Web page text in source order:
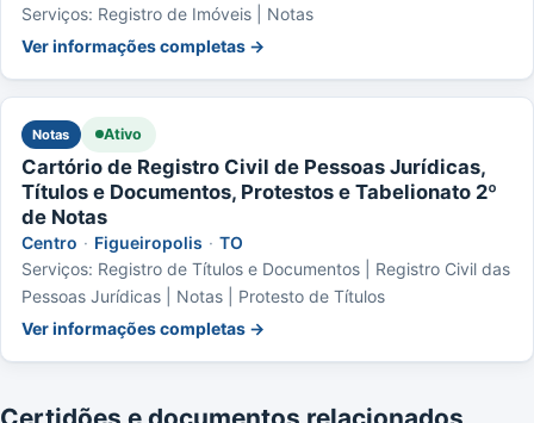
Serviços: Registro de Imóveis | Notas
Ver informações completas →
Notas Ativo
Cartório de Registro Civil de Pessoas Jurídicas,
Títulos e Documentos, Protestos e Tabelionato 2º
de Notas
Centro · Figueiropolis · TO
Serviços: Registro de Títulos e Documentos | Registro Civil das
Pessoas Jurídicas | Notas | Protesto de Títulos
Ver informações completas →